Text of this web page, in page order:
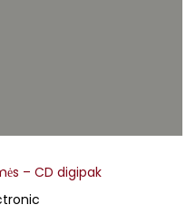
– CD digipak